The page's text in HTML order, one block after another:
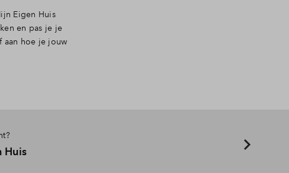
Eigen Huis
en pas je je
aan hoe je jouw
Huis